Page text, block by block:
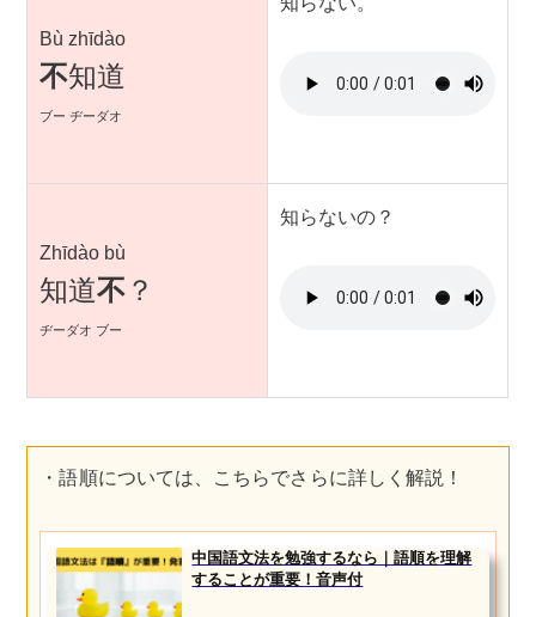
Bù zhīdào
不知道
ブー ヂーダオ
Zhīdào bù
知道不 ？
ヂーダオ ブー
知らないの？
・語順については、こちらでさらに詳しく解説！
中国語文法を勉強するなら｜語順を理解
することが重要！音声付